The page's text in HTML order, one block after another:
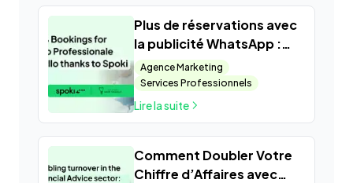
Plus de réservations avec
la publicité WhatsApp :
Studio Professionale
Vassallo augmente de
34% ses rendez-vous
grâce à Spoki
Agence Marketing
Services Professionnels
Lire la suite
Comment Doubler Votre
Chiffre d’Affaires avec